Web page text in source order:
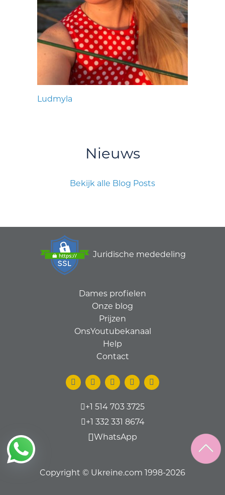
Ludmyla
Nieuws
Bekijk alle Blog Posts
Juridische mededeling
Dames profielen
Onze blog
Prijzen
OnsYoutubekanaal
Help
Contact
+1 514 703 3725
+1 332 331 8674
WhatsApp
Copyright © Ukreine.com 1998-2026